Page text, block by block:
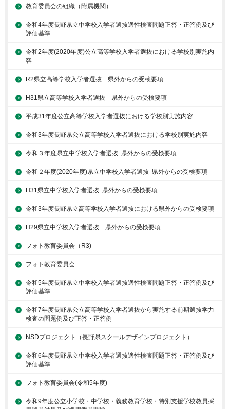
教育委員会の組織（附属機関）
令和4年度長野県立中学校入学者選抜適性検査問題正答・正答例及び
評価基準
令和2年度(2020年度)公立高等学校入学者選抜における学校別実施内
容
R2県立高等学校入学者選抜 県外からの受検要項
H31県立高等学校入学者選抜 県外からの受検要項
平成31年度公立高等学校入学者選抜における学校別実施内容
令和3年度長野県公立高等学校入学者選抜における学校別実施内容
令和３年度県立中学校入学者選抜 県外からの受検要項
令和２年度(2020年度)県立中学校入学者選抜 県外からの受検要項
H31県立中学校入学者選抜 県外からの受検要項
令和3年度長野県立高等学校入学者選抜における県外からの受検要項
H29県立中学校入学者選抜 県外からの受検要項
フォト教育委員会（R3)
フォト教育委員会
令和5年度長野県立中学校入学者選抜適性検査問題正答・正答例及び
評価基準
令和7年度長野県公立高等学校入学者選抜から実施する前期選抜学力
検査の問題例及び正答・正答例
NSDプロジェクト（長野県スクールデザインプロジェクト）
令和6年度長野県立中学校入学者選抜適性検査問題正答・正答例及び
評価基準
フォト教育委員会(令和5年度)
令和9年度公立小学校・中学校・義務教育学校・特別支援学校教員採